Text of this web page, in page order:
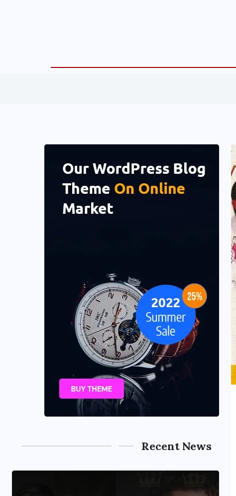
Recent News